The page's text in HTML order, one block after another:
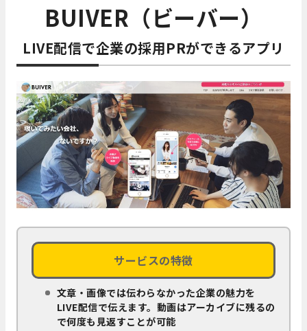
BUIVER（ビーバー）
LIVE配信で企業の採用PRができるアプリ
サービスの特徴
文章・画像では伝わらなかった企業の魅力を
LIVE配信で伝えます。動画はアーカイブに残るの
で何度も見返すことが可能